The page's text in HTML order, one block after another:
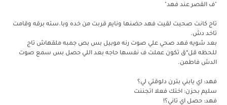
"ف القصر عند فهد"
تاج كانت صحيت لقيت فهد حضنها ونايم قربت من خده وبا.سته برقه وقامت
تاخد دش.
بعد شويه فهد صحي علي صوت رنه موبيل بس بص جمبه ملقهاش تاج
للحظه قل*ق تكون عملت ف نفسها حاجه بعد اللي حصل بس سمع صوت
الدش فاطمن.
فهد: اي يابني بترن دلوقتي لي؟
سليم بحزن: اختك فعلا اتجننت
فهد: حصل اي تاني؟!